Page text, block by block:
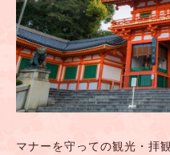
マナーを守っての観光・拝